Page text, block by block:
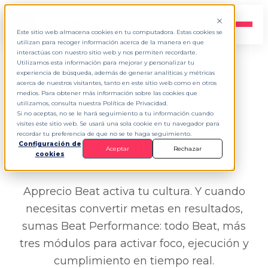
Este sitio web almacena cookies en tu computadora. Estas cookies se
utilizan para recoger información acerca de la manera en que
interactúas con nuestro sitio web y nos permiten recordarte.
Utilizamos esta información para mejorar y personalizar tu
experiencia de búsqueda, además de generar analíticas y métricas
acerca de nuestros visitantes, tanto en este sitio web como en otros
medios. Para obtener más información sobre las cookies que
utilizamos, consulta nuestra Política de Privacidad.
Si no aceptas, no se le hará seguimiento a tu información cuando
visites este sitio web. Se usará una sola cookie en tu navegador para
recordar tu preferencia de que no se te haga seguimiento.
Configuración de
cookies
Aceptar Rechazar
ES
APPRECIO BEAT PERFORMANCE
Convierte metas
enresultados.
Apprecio Beat activa tu cultura. Y cuando
necesitas convertir metas en resultados,
sumas Beat Performance: todo Beat, más
tres módulos para activar foco, ejecución y
cumplimiento en tiempo real.